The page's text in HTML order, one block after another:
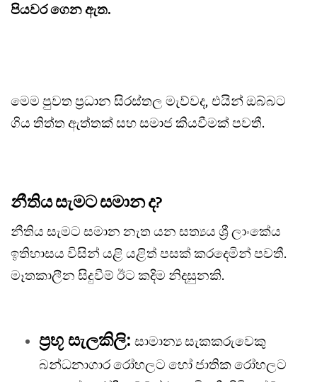
පියවර ගෙන ඇත.
මෙම පුවත ප්‍රධාන සිරස්තල මැව්වද, එයින් ඔබ්බට
ගිය තිත්ත ඇත්තක් සහ සමාජ කියවීමක් පවතී.
නීතිය සැමට සමාන ද?
නීතිය සැමට සමාන නැත යන සත්‍යය ශ්‍රී ලාංකේය
ඉතිහාසය විසින් යළි යළිත් පසක් කරදෙමින් පවතී.
මෑතකාලීන සිදුවීම් ඊට කදිම නිදසුනකි.
ප්‍රභූ සැලකිලි: සාමාන්‍ය සැකකරුවෙකු
බන්ධනාගාර රෝහලට හෝ ජාතික රෝහලට